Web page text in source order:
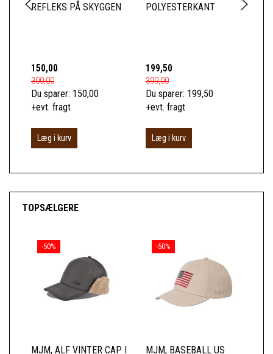
REFLEKS PÅ SKYGGEN
150,00
300,00
Du sparer: 150,00
+evt. fragt
Læg i kurv
POLYESTERKANT
199,50
399,00
Du sparer: 199,50
+evt. fragt
Læg i kurv
TOPSÆLGERE
-50%
MJM, ALF VINTER CAP I
-50%
MJM, BASEBALL US